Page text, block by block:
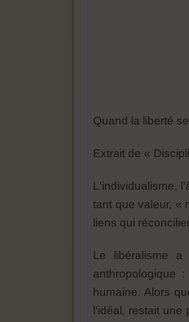
Quand la liberté
Extrait de «
L'individualisme,
tant que valeur, «
liens qui
Le libéralisme
anthropologique
humaine. Alors
l'idéal, restait